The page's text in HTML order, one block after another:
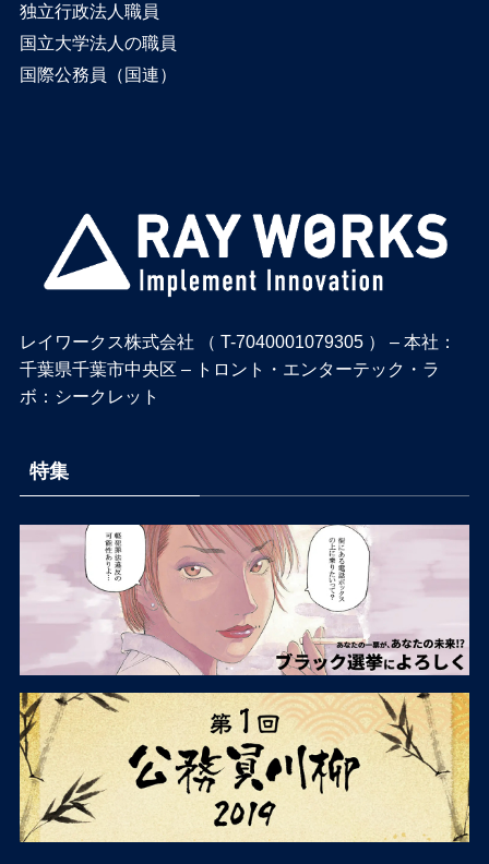
独立行政法人職員
国立大学法人の職員
国際公務員（国連）
レイワークス株式会社 （ T-7040001079305 ） – 本社：
千葉県千葉市中央区 – トロント・エンターテック・ラ
ボ：シークレット
特集